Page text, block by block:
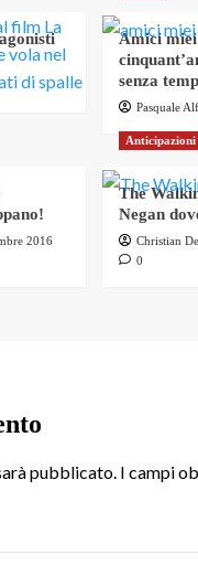
Amici
senza
Pasquale
2016
Anticipazioni
The
Negan
Christian
0
pubblicato. I campi